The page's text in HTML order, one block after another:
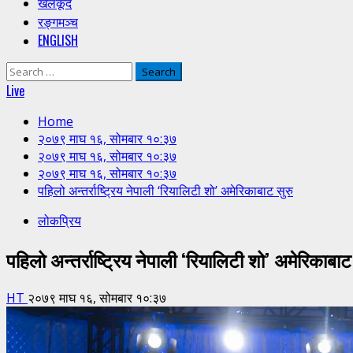
रङ्गमञ्च
ENGLISH
Search
for:
Live
Home
२०७९ माघ १६, सोमबार १०:३७
२०७९ माघ १६, सोमबार १०:३७
२०७९ माघ १६, सोमबार १०:३७
पहिलो अन्तर्राष्ट्रिय नेपाली ‘रियालिटी शो’ अमेरिकाबाट सुरु
लोकप्रिय
पहिलो अन्तर्राष्ट्रिय नेपाली ‘रियालिटी शो’
HT २०७९ माघ १६, सोमबार १०:३७